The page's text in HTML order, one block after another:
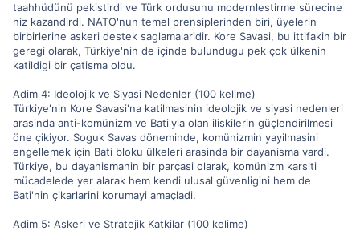
taahhüdünü pekistirdi ve Türk ordusunu modernlestirme sürecine
hiz kazandirdi. NATO'nun temel prensiplerinden biri, üyelerin
birbirlerine askeri destek saglamalaridir. Kore Savasi, bu ittifakin bir
geregi olarak, Türkiye'nin de içinde bulundugu pek çok ülkenin
katildigi bir çatisma oldu.
Adim 4: Ideolojik ve Siyasi Nedenler (100 kelime)
Türkiye'nin Kore Savasi'na katilmasinin ideolojik ve siyasi nedenleri
arasinda anti-komünizm ve Bati'yla olan iliskilerin güçlendirilmesi
öne çikiyor. Soguk Savas döneminde, komünizmin yayilmasini
engellemek için Bati bloku ülkeleri arasinda bir dayanisma vardi.
Türkiye, bu dayanismanin bir parçasi olarak, komünizm karsiti
mücadelede yer alarak hem kendi ulusal güvenligini hem de
Bati'nin çikarlarini korumayi amaçladi.
Adim 5: Askeri ve Stratejik Katkilar (100 kelime)